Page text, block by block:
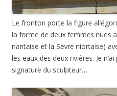
Le fronton porte la figure
la forme de deux femmes nues
nantaise et la Sèvre niortaise)
les eaux des deux rivières. Je
signature du sculpteur…